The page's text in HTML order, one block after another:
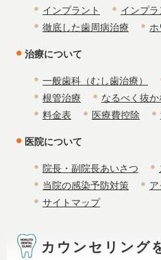
インプラント インプ
徹底した歯周病治療
治療について
一般歯科（むし歯治療）
根管治療
なるべく抜
料金表
医療費控除
医院について
院長・副院長あいさつ
当院の感染予防対策
サイトマップ
カウンセリング